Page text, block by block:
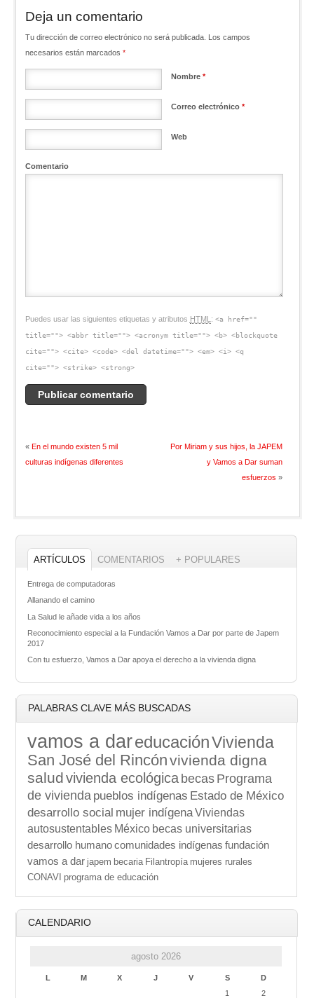
Deja un comentario
Tu dirección de correo electrónico no será publicada. Los campos
necesarios están marcados *
Nombre*
Correo electrónico*
Web
Comentario
Puedes usar las siguientes etiquetas y atributos HTML : <a href=""
title=""> <abbr title=""> <acronym title=""> <b> <blockquote
cite=""> <cite> <code> <del datetime=""> <em> <i> <q
cite=""> <strike> <strong>
« En el mundo existen 5 mil
culturas indígenas diferentes
Por Miriam y sus hijos, la JAPEM
y Vamos a Dar suman
esfuerzos »
ARTÍCULOS COMENTARIOS + POPULARES
Entrega de computadoras
Allanando el camino
La Salud le añade vida a los años
Reconocimiento especial a la Fundación Vamos a Dar por parte de Japem
2017
Con tu esfuerzo, Vamos a Dar apoya el derecho a la vivienda digna
PALABRAS CLAVE MÁS BUSCADAS
vamos a dareducaciónVivienda
San José del Rincónvivienda digna
saludvivienda ecológicabecasPrograma
de vivienda pueblos indígenas Estado de México
desarrollo social mujer indígenaViviendas
autosustentables México becas universitarias
desarrollo humano comunidades indígenas fundación
vamos a dar japem becaria Filantropía mujeres rurales
CONAVI programa de educación
CALENDARIO
agosto 2026
L M X J V S D
1
2